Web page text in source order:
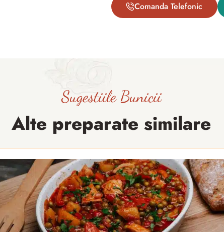
Comanda Telefonic
Sugestiile Bunicii
Alte preparate similare